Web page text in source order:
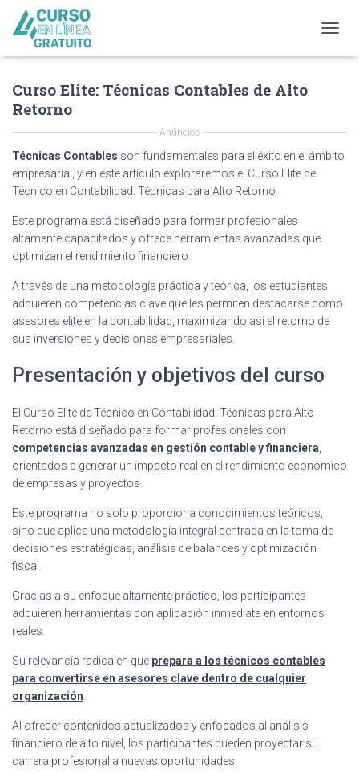
O
N
V
Curso Elite: Técnicas Contables de Alto
Retorno
Anúncios
Técnicas Contables son fundamentales para el éxito en el ámbito
empresarial, y en este artículo exploraremos el Curso Elite de
Técnico en Contabilidad: Técnicas para Alto Retorno.
Este programa está diseñado para formar profesionales
altamente capacitados y ofrece herramientas avanzadas que
optimizan el rendimiento financiero.
A través de una metodología práctica y teórica, los estudiantes
adquieren competencias clave que les permiten destacarse como
asesores elite en la contabilidad, maximizando así el retorno de
sus inversiones y decisiones empresariales.
Presentación y objetivos del curso
El Curso Elite de Técnico en Contabilidad: Técnicas para Alto
Retorno está diseñado para formar profesionales con
competencias avanzadas en gestión contable y financiera
orientados a generar un impacto real en el rendimiento económico
de empresas y proyectos.
Este programa no solo proporciona conocimientos teóricos,
sino que aplica una metodología integral centrada en la toma de
decisiones estratégicas, análisis de balances y optimización
fiscal.
Gracias a su enfoque altamente práctico, los participantes
adquieren herramientas con aplicación inmediata en entornos
reales.
Su relevancia radica en que prepara a los técnicos contables
para convertirse en asesores clave dentro de cualquier
organización
Al ofrecer contenidos actualizados y enfocados al análisis
financiero de alto nivel, los participantes pueden proyectar su
carrera profesional a nuevas oportunidades.